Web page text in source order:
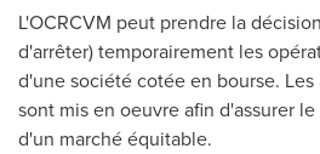
L'OCRCVM peut prendre la
d'arrêter) temporairement les
d'une société cotée en bourse.
sont mis en oeuvre afin d'assurer
d'un marché équitable.